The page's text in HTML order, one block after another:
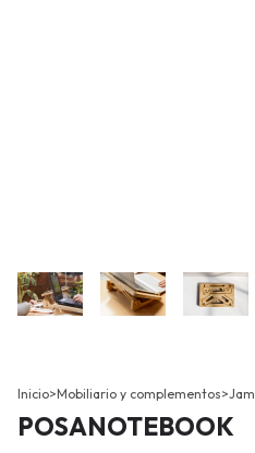
Inicio>Mobiliario y complementos>Jam
POSANOTEBOOK